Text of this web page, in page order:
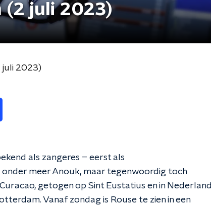
(2 juli 2023)
juli 2023)
als zangeres – eerst als
meer Anouk, maar tegenwoordig toch
getogen op Sint Eustatius en in Nederland
Vanaf zondag is Rouse te zien in een